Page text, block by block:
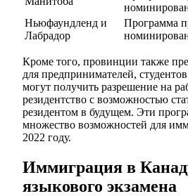
Ньюфаундленд и
Лабрадор
Программа
Кроме того, провинции также
для предпринимателей,
могут получить разрешение на
резидентство с возможностью
резидентом в будущем. Эти
множество возможностей для
2022 году.
Иммиграция в
языкового экзамена